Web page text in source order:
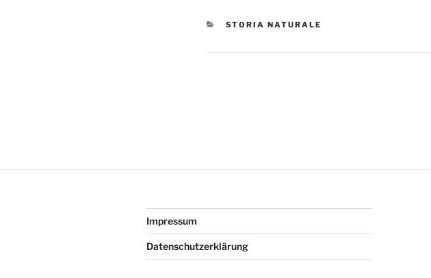
KATEGORIEN
STORIA NATURALE
Impressum
Datenschutzerklärung